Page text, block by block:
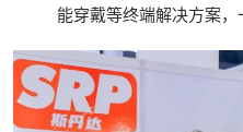
能穿戴等终端解决方案，